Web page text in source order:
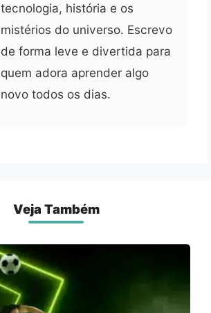
tecnologia, história e os
mistérios do universo. Escrevo
de forma leve e divertida para
quem adora aprender algo
novo todos os dias.
Veja Também